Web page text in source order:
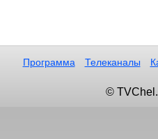
Программа Телеканалы
©